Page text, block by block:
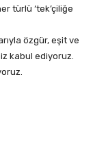
türlü ‘tek’çiliğe
özgür, eşit ve
kabul ediyoruz.